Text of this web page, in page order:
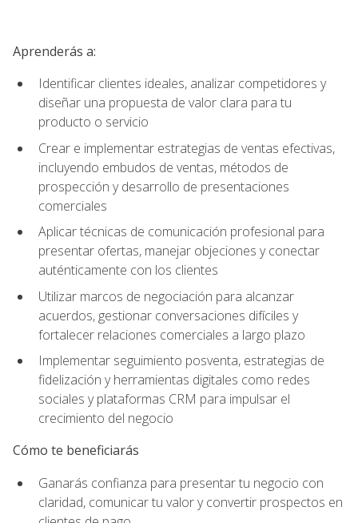
Aprenderás a:
Identificar clientes ideales, analizar competidores y
diseñar una propuesta de valor clara para tu
producto o servicio
Crear e implementar estrategias de ventas efectivas,
incluyendo embudos de ventas, métodos de
prospección y desarrollo de presentaciones
comerciales
Aplicar técnicas de comunicación profesional para
presentar ofertas, manejar objeciones y conectar
auténticamente con los clientes
Utilizar marcos de negociación para alcanzar
acuerdos, gestionar conversaciones difíciles y
fortalecer relaciones comerciales a largo plazo
Implementar seguimiento posventa, estrategias de
fidelización y herramientas digitales como redes
sociales y plataformas CRM para impulsar el
crecimiento del negocio
Cómo te beneficiarás
Ganarás confianza para presentar tu negocio con
claridad, comunicar tu valor y convertir prospectos en